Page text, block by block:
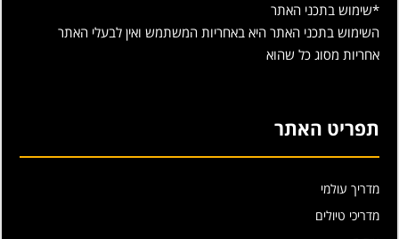
*שימוש בתכני האתר
השימוש בתכני האתר היא באחריות המשתמש ואין לבעלי האתר
אחריות מסוג כל שהוא
תפריט האתר
מדריך עולמי
מדריכי טיולים